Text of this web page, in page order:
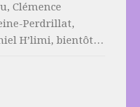
Clémence
Perdrillat,
H’limi, bientôt…